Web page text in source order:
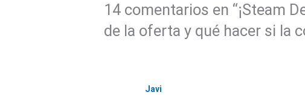
14 comentarios en “¡Steam
de la oferta y qué hacer si la
Javi